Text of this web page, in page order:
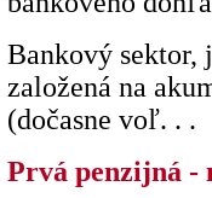
Bankový sektor,
založená na
(dočasne voľ. . .
Prvá penzijná -